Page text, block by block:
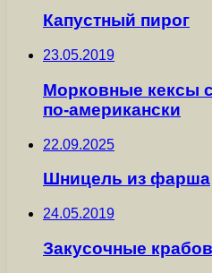
Капустный пирог
23.05.2019
Морковные кексы
по-американски
22.09.2025
Шницель из фарша
24.05.2019
Закусочные